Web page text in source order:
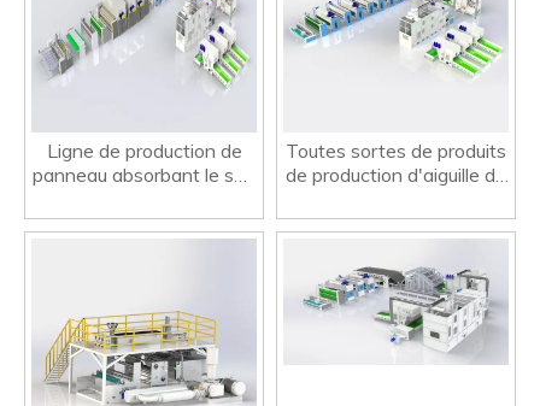
Ligne de production de
panneau absorbant le son
Toutes sortes de produits
de production d'aiguille de